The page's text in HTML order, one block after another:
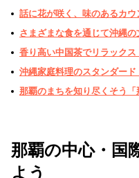
話に花が咲く、味のあるカウ
さまざまな食を通じて沖縄の
香り高い中国茶でリラックス
沖縄家庭料理のスタンダード
那覇のまちを知り尽くそう「
那覇の中心・国
よう